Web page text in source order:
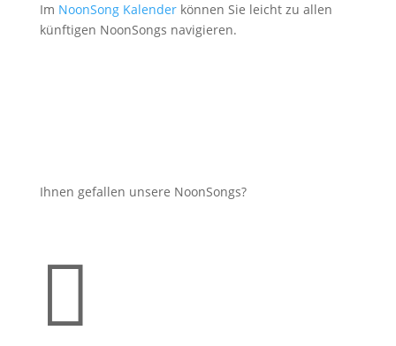
Im NoonSong Kalenderkönnen Sie leicht zu allen
künftigen NoonSongs navigieren.
Ihnen gefallen unsere NoonSongs?
